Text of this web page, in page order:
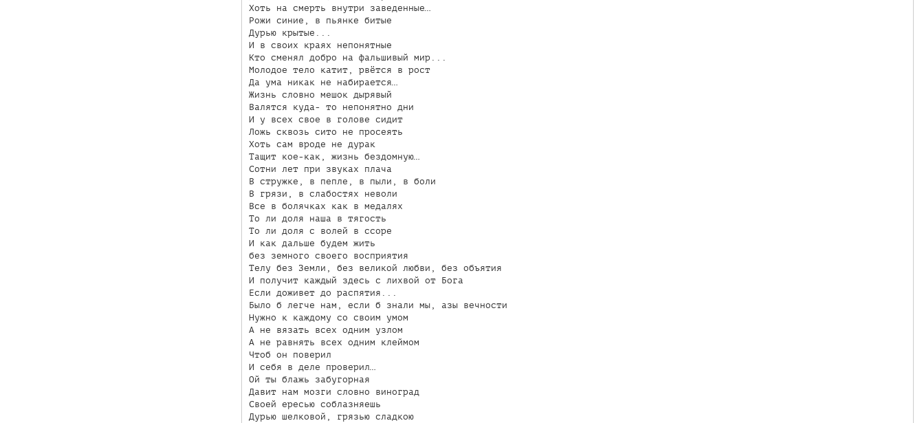
Хоть на смерть внутри заведенные…
Рожи синие, в пьянке битые
Дурью крытые...
И в своих краях непонятные
Кто сменял добро на фальшивый мир...
Молодое тело катит, рвётся в рост
Да ума никак не набирается…
Жизнь словно мешок дырявый
Валятся куда- то непонятно дни
И у всех свое в голове сидит
Ложь сквозь сито не просеять
Хоть сам вроде не дурак
Тащит кое-как, жизнь бездомную…
Сотни лет при звуках плача
В стружке, в пепле, в пыли, в боли
В грязи, в слабостях неволи
Все в болячках как в медалях
То ли доля наша в тягость
То ли доля с волей в ссоре
И как дальше будем жить
без земного своего восприятия
Телу без Земли, без великой любви, без объятия
И получит каждый здесь с лихвой от Бога
Если доживет до распятия...
Было б легче нам, если б знали мы, азы вечности
Нужно к каждому со своим умом
А не вязать всех одним узлом
А не равнять всех одним клеймом
Чтоб он поверил
И себя в деле проверил…
Ой ты блажь забугорная
Давит нам мозги словно виноград
Своей ересью соблазняешь
Дурью шелковой, грязью сладкою